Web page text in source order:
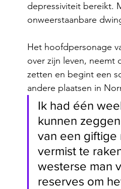
depressiviteit bereikt.
onweerstaanbare
Het hoofdpersonage
over zijn leven, neemt
zetten en begint een
andere plaatsen in
Ik had één
kunnen
van een giftige
vermist te
westerse man
reserves om